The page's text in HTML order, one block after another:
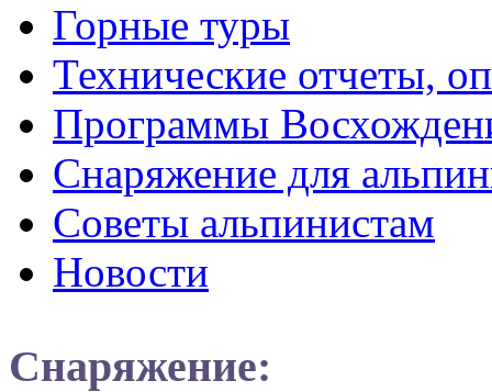
Горные туры
Технические отчеты,
Программы
Снаряжение для
Советы альпинистам
Новости
Снаряжение: